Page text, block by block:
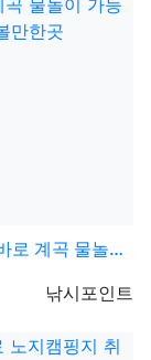
놀이 가능한 화장…
등록자
낚시포인트